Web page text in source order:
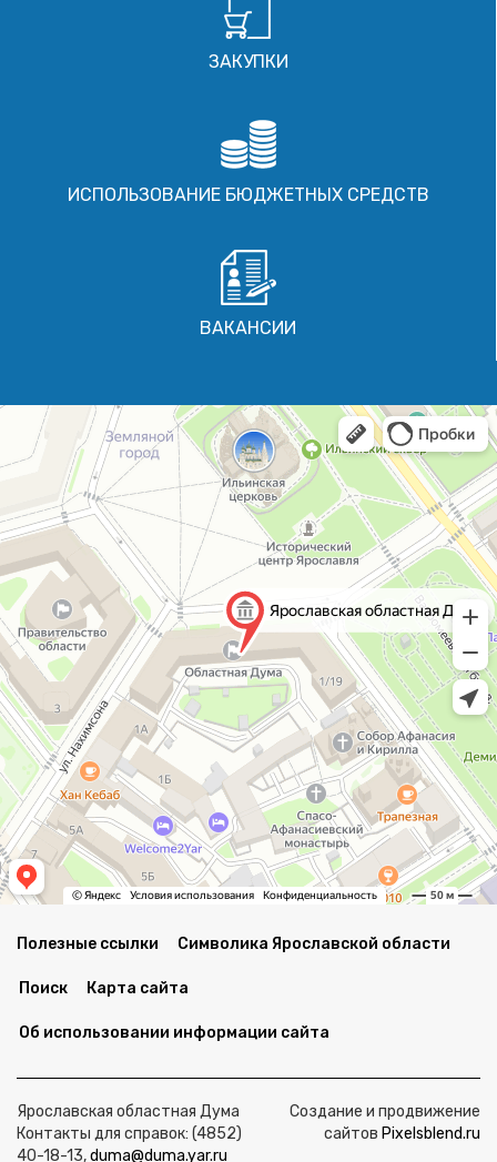
ЗАКУПКИ
ИСПОЛЬЗОВАНИЕ БЮДЖЕТНЫХ СРЕДСТВ
ВАКАНСИИ
Полезные ссылки Символика Ярославской области
Поиск Карта сайта
Об использовании информации сайта
Ярославская областная Дума
Контакты для справок: (4852)
40-18-13,duma@duma.yar.ru
Создание и продвижение
сайтов Pixelsblend.ru